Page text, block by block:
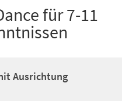
für 7-11
Ausrichtung